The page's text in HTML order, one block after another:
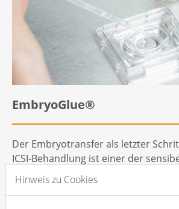
EmbryoGlue®
Der Embryotransfer als letzter
ICSI-Behandlung ist einer der
mitentscheidend für deren Erfolg.
speziell für diesen Vorgang
Hinweis zu Cookies